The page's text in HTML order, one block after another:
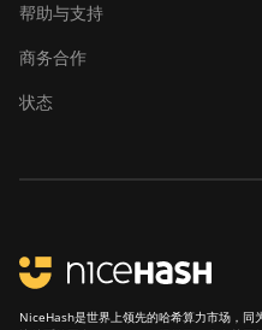
帮助与支持
商务合作
状态
NiceHash是世界上领先的哈希算力市场，同